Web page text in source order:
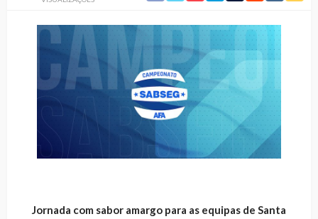
Jornada com sabor amargo para as equipas de Santa